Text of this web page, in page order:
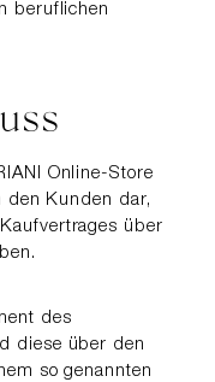
beruflichen
Online-Store
Kunden dar,
über
des
diese über den
so genannten